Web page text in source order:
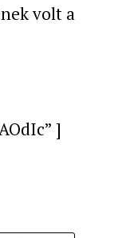
volt a
]